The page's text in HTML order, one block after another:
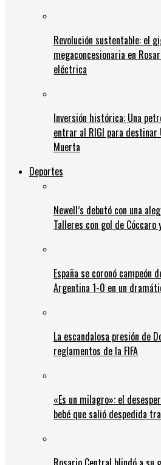
Revolución sustentable: el
megaconcesionaria en
eléctrica
Inversión histórica: Una
entrar al RIGI para destinar
Muerta
Deportes
Newell’s debutó con una
Talleres con gol de
España se coronó campeón
Argentina 1-0 en un
La escandalosa presión de
reglamentos de la FIFA
«Es un milagro»: el
bebé que salió despedida